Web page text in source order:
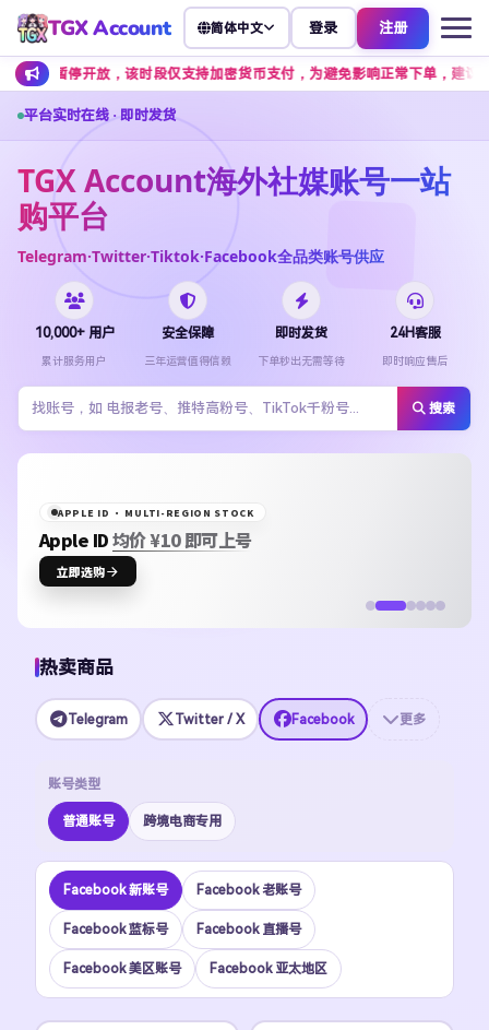
TGX Account 简体中文 登录 注册
该时段仅支持加密货币支付，为避免影响正常下单，建议提前安排余额充值
平台实时在线 · 即时发货
TGX Account海外社媒账号一站
购平台
Telegram·Twitter·Tiktok·Facebook全品类账号供应
10,000+ 用户
累计服务用户
安全保障
三年运营值得信赖
即时发货
下单秒出无需等待
24H客服
即时响应售后
搜索
APPLE ID · MULTI-REGION STOCK
Apple ID均价 ¥10 即可上号
立即选购
热卖商品
Telegram Twitter / X Facebook 更多
账号类型
普通账号 跨境电商专用
Facebook 新账号 Facebook 老账号
Facebook 蓝标号 Facebook 直播号
Facebook 美区账号 Facebook 亚太地区